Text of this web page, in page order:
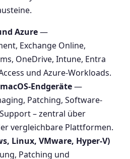
Azure—
Exchange Online,
OneDrive, Intune, Entra
und Azure-Workloads.
Endgeräte—
Patching, Software-
– zentral über
vergleichbare Plattformen.
Linux, VMware, Hyper-V)
Patching und